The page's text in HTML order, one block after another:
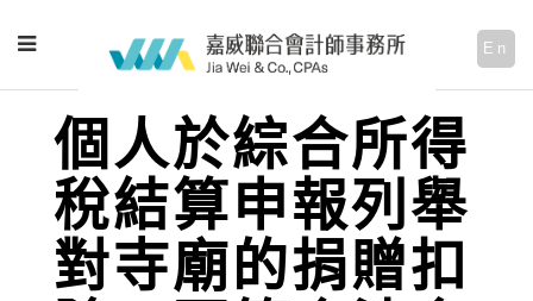
En
個人於綜合所得
稅結算申報列舉
對寺廟的捐贈扣